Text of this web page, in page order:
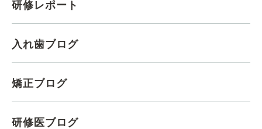
研修レポート
入れ歯ブログ
矯正ブログ
研修医ブログ